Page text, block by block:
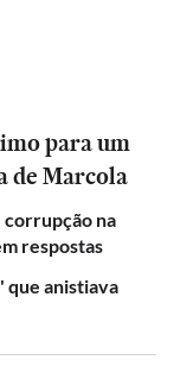
para um
de Marcola
corrupção na
respostas
que anistiava